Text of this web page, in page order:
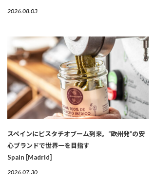
2026.08.03
スペインにピスタチオブーム到来。“欧州発”の安
心ブランドで世界一を目指す
Spain [Madrid]
2026.07.30